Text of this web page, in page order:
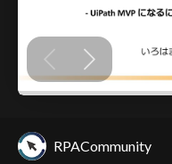
RPACommunity